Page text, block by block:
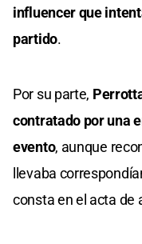
influencer que
partido.
Por su parte,
contratado por una
evento, aunque
llevaba
consta en el acta de